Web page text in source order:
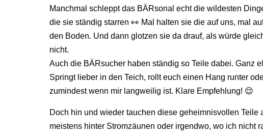
Manchmal schleppt das BÄRsonal echt die wildesten
die sie ständig starren 👀 Mal halten sie die auf uns, mal
den Boden. Und dann glotzen sie da drauf, als würde
nicht.
Auch die BÄRsucher haben ständig so Teile dabei. Ganz
Springt lieber in den Teich, rollt euch einen Hang runter
zumindest wenn mir langweilig ist. Klare Empfehlung! 😌
Doch hin und wieder tauchen diese geheimnisvollen Teile
meistens hinter Stromzäunen oder irgendwo, wo ich nicht